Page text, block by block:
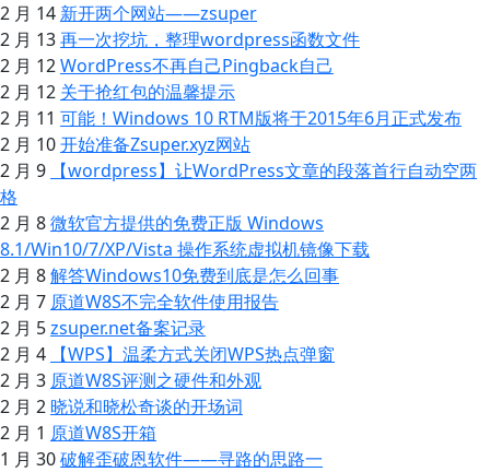
2 月 14 新开两个网站——zsuper
2 月 13再一次挖坑，整理wordpress函数文件
2 月 12WordPress不再自己Pingback自己
2 月 12 关于抢红包的温馨提示
2 月 11 可能！Windows 10 RTM版将于2015年6月正式发布
2 月 10开始准备Zsuper.xyz网站
2 月 9
【wordpress】让WordPress文章的段落首行自动空两
格
2 月 8微软官方提供的免费正版 Windows
8.1/Win10/7/XP/Vista 操作系统虚拟机镜像下载
2 月 8解答Windows10免费到底是怎么回事
2 月 7 原道W8S不完全软件使用报告
2 月 5zsuper.net备案记录
2 月 4
【WPS】温柔方式关闭WPS热点弹窗
2 月 3 原道W8S评测之硬件和外观
2 月 2 晓说和晓松奇谈的开场词
2 月 1 原道W8S开箱
1 月 30破解歪破恩软件——寻路的思路一